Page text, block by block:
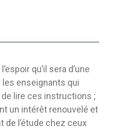
qu’il sera d’une
enseignants qui
de lire ces instructions ;
un intérêt renouvelé et
l’étude chez ceux